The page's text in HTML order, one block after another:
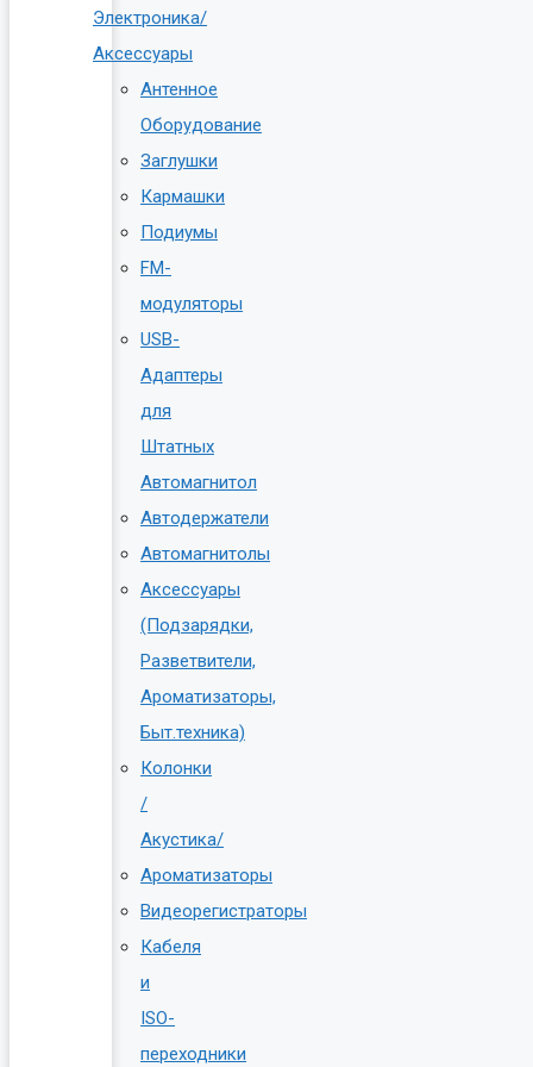
Электроника/
Аксессуары
Антенное
Оборудование
Заглушки
Кармашки
Подиумы
FM-
модуляторы
USB-
Адаптеры
для
Штатных
Автомагнитол
Автодержатели
Автомагнитолы
Аксессуары
(Подзарядки,
Разветвители,
Ароматизаторы,
Быт.техника)
Колонки
/
Акустика/
Ароматизаторы
Видеорегистраторы
Кабеля
и
ISO-
переходники